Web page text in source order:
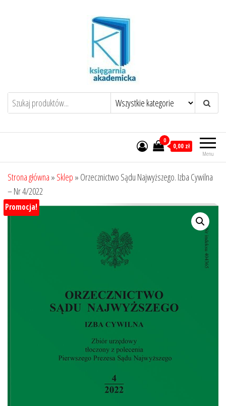
Menu
0
0,00 zł
Strona główna » Sklep » Orzecznictwo Sądu Najwyższego. Izba Cywilna
– Nr 4/2022
Promocja!